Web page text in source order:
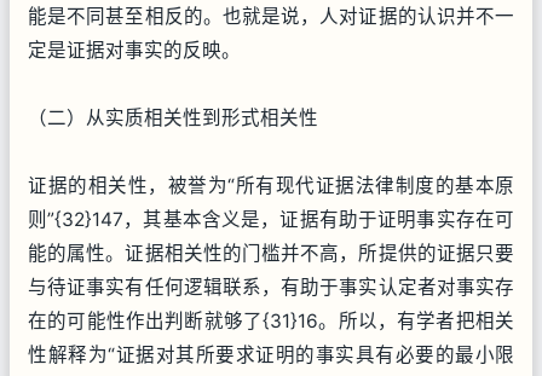
能是不同甚至相反的。也就是说，人对证据的认识并不一
定是证据对事实的反映。
（二）从实质相关性到形式相关性
证据的相关性，被誉为“所有现代证据法律制度的基本原
则”{32}147，其基本含义是，证据有助于证明事实存在可
能的属性。证据相关性的门槛并不高，所提供的证据只要
与待证事实有任何逻辑联系，有助于事实认定者对事实存
在的可能性作出判断就够了{31}16。所以，有学者把相关
性解释为“证据对其所要求证明的事实具有必要的最小限